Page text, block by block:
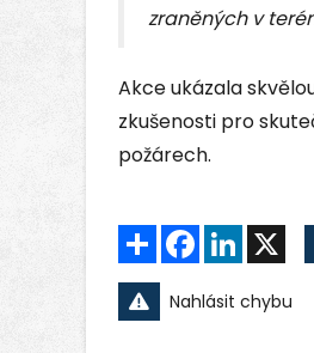
zraněných v
Akce ukázala
zkušenosti pro
požárech.
Sdílet FacebookLinkedIn
Nahlásit chybu